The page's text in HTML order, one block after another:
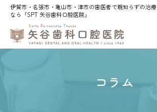
伊賀市・名張市・亀山市・津市の歯医者で親知らずの治
なら「SPT 矢谷歯科口腔医院」
伊賀市・名張市・亀山市・津市の歯医者で親知らずの治
なら「SPT 矢谷歯科口腔医院」
コラム